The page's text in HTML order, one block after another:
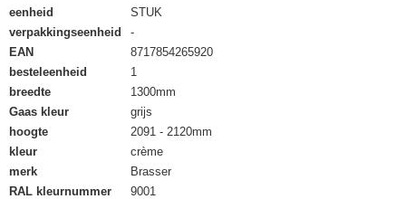
eenheid
STUK
verpakkingseenheid
-
EAN
8717854265920
besteleenheid
1
breedte
1300mm
Gaas kleur
grijs
hoogte
2091 - 2120mm
kleur
crème
merk
Brasser
RAL kleurnummer
9001